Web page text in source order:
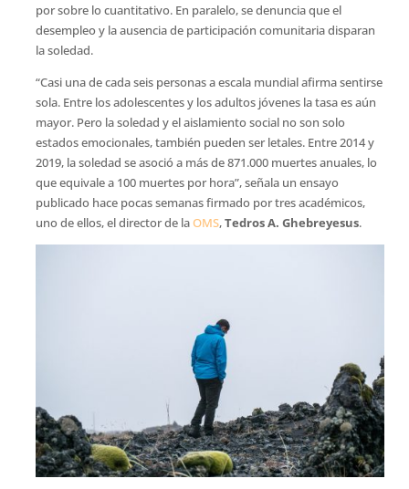
por sobre lo cuantitativo. En paralelo, se denuncia que el
desempleo y la ausencia de participación comunitaria disparan
la soledad.
“Casi una de cada seis personas a escala mundial afirma sentirse
sola. Entre los adolescentes y los adultos jóvenes la tasa es aún
mayor. Pero la soledad y el aislamiento social no son solo
estados emocionales, también pueden ser letales. Entre 2014 y
2019, la soledad se asoció a más de 871.000 muertes anuales, lo
que equivale a 100 muertes por hora”, señala un ensayo
publicado hace pocas semanas firmado por tres académicos,
uno de ellos, el director de laOMS,Tedros A. Ghebreyesus.